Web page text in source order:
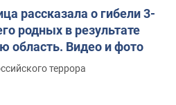
рассказала о гибели 3-
родных в результате
область. Видео и фото
террора